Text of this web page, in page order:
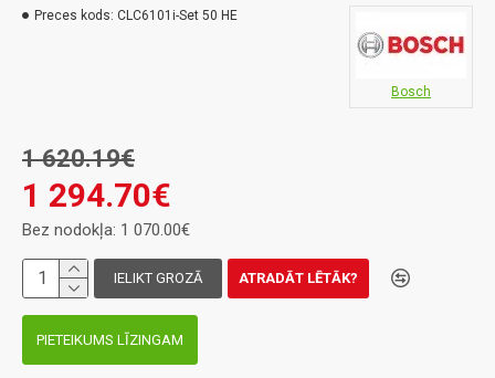
Preces kods: CLC6101i-Set 50 HE
Bosch
1 294.70€
1 620.19€
Bez nodokļa: 1 070.00€
IELIKT GROZĀ ATRADĀT LĒTĀK?
PIETEIKUMS LĪZINGAM